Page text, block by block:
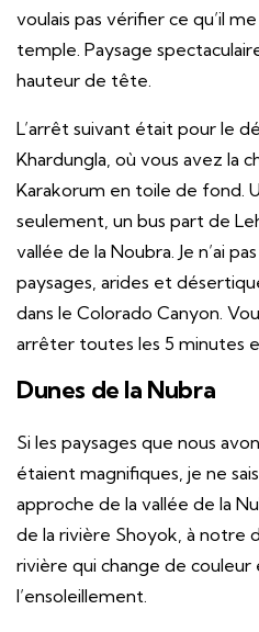
voulais pas vérifier ce qu’il
temple. Paysage
hauteur de tête.
L’arrêt suivant était pour le
Khardungla, où vous avez la
Karakorum en toile de fond.
seulement, un bus part de
vallée de la Noubra. Je n’ai
paysages, arides et
dans le Colorado Canyon.
arrêter toutes les 5 minutes
Dunes de la Nubra
Si les paysages que nous
étaient magnifiques, je ne
approche de la vallée de la
de la rivière Shoyok, à notre
rivière qui change de
l’ensoleillement.